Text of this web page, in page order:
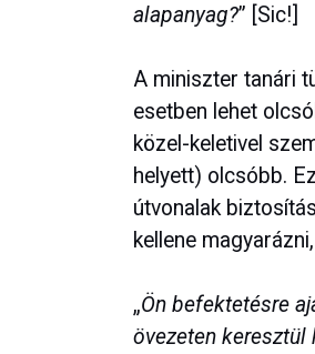
alapanyag?” [Sic!]
A miniszter tanári
esetben lehet
közel-keletivel
helyett) olcsóbb.
útvonalak
kellene
„Ön befektetésre
övezeten keresztül